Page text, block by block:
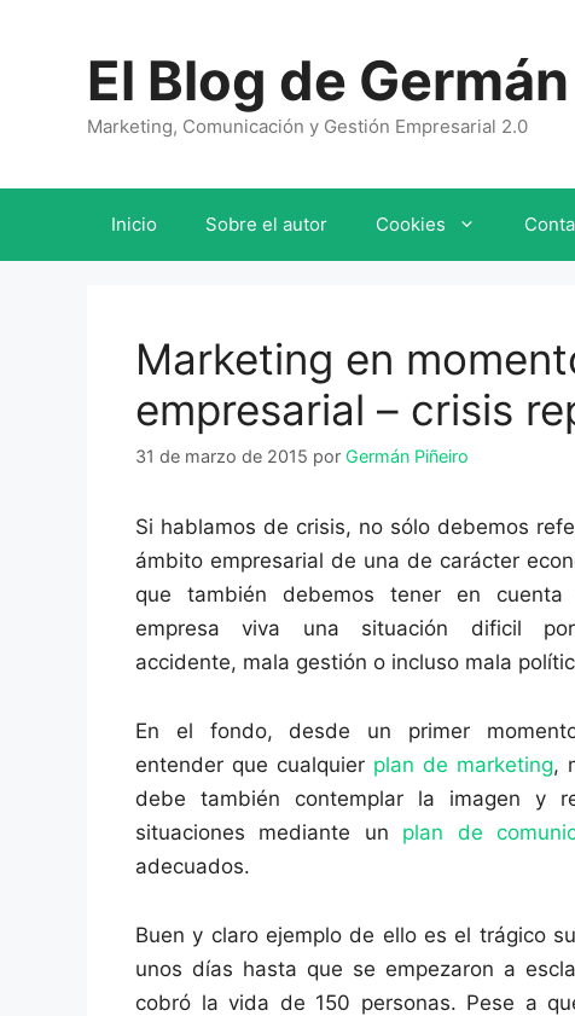
El Blog de
Marketing, Comunicación y Gestión Empresarial 2.0
Inicio Sobre el autor Cookies
Marketing en
empresarial – crisis
31 de marzo de 2015 por Germán Piñeiro
Si hablamos de crisis, no sólo debemos
ámbito empresarial de una de carácter
que también debemos tener en cuenta
empresa viva una situación dificil
accidente, mala gestión o incluso mala
En el fondo, desde un primer
entender que cualquier plan de marketing,
debe también contemplar la imagen y
situaciones mediante un plan de
adecuados.
Buen y claro ejemplo de ello es el trágico
unos días hasta que se empezaron a
cobró la vida de 150 personas. Pese a